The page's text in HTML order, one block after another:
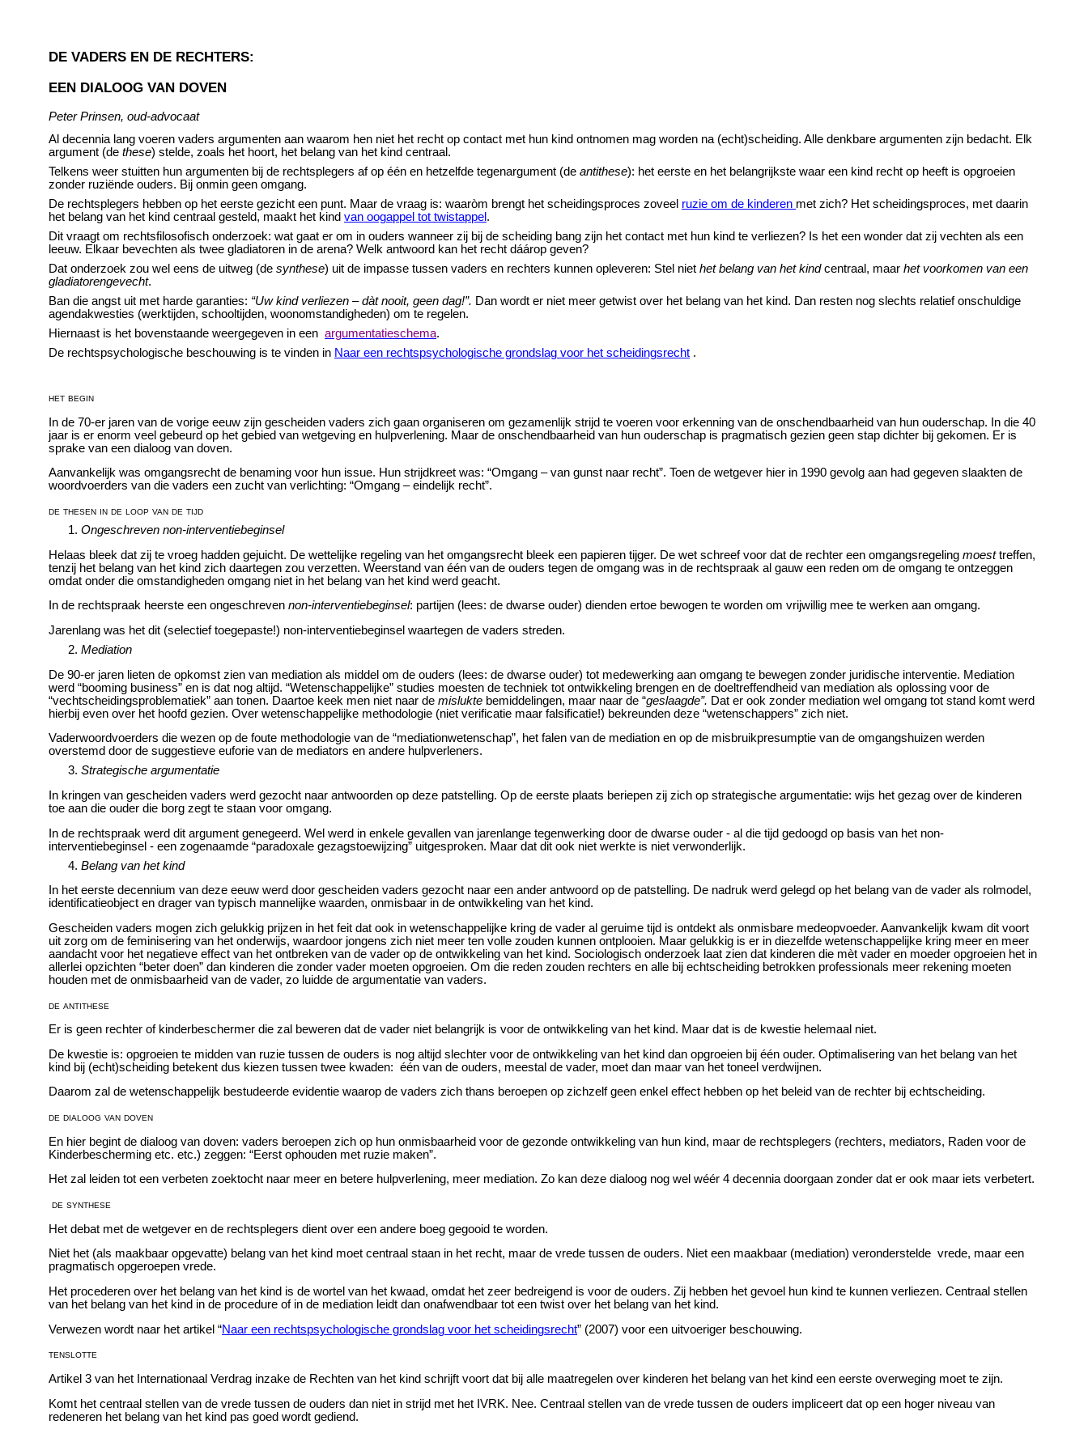
DE VADERS EN DE RECHTERS:
EEN DIALOOG VAN DOVEN
Peter Prinsen, oud-advocaat
Al decennia lang voeren vaders argumenten aan waarom hen niet het recht op contact met hun kind ontnomen mag worden na (echt)scheiding. Alle denkbare argumenten zijn bedacht. Elk
argument (de these) stelde, zoals het hoort, het belang van het kind centraal.
Telkens weer stuitten hun argumenten bij de rechtsplegers af op één en hetzelfde tegenargument (de antithese): het eerste en het belangrijkste waar een kind recht op heeft is opgroeien
zonder ruziënde ouders. Bij onmin geen omgang.
De rechtsplegers hebben op het eerste gezicht een punt. Maar de vraag is: waaròm brengt het scheidingsproces zoveel ruzie om de kinderen met zich? Het scheidingsproces, met daarin
het belang van het kind centraal gesteld, maakt het kind van oogappel tot twistappel .
Dit vraagt om rechtsfilosofisch onderzoek: wat gaat er om in ouders wanneer zij bij de scheiding bang zijn het contact met hun kind te verliezen? Is het een wonder dat zij vechten als een
leeuw. Elkaar bevechten als twee gladiatoren in de arena? Welk antwoord kan het recht dáárop geven?
Dat onderzoek zou wel eens de uitweg (de synthese) uit de impasse tussen vaders en rechters kunnen opleveren: Stel niet het belang van het kindcentraal, maar het voorkomen van een
gladiatorengevecht.
Ban die angst uit met harde garanties: “Uw kind verliezen – dàt nooit, geen dag!”. Dan wordt er niet meer getwist over het belang van het kind. Dan resten nog slechts relatief onschuldige
agendakwesties (werktijden, schooltijden, woonomstandigheden) om te regelen.
Hiernaast is het bovenstaande weergegeven in een argumentatieschema.
De rechtspsychologische beschouwing is te vinden in Naar een rechtspsychologische grondslag voor het scheidingsrecht .
het begin
In de 70-er jaren van de vorige eeuw zijn gescheiden vaders zich gaan organiseren om gezamenlijk strijd te voeren voor erkenning van de onschendbaarheid van hun ouderschap. In die 40
jaar is er enorm veel gebeurd op het gebied van wetgeving en hulpverlening. Maar de onschendbaarheid van hun ouderschap is pragmatisch gezien geen stap dichter bij gekomen. Er is
sprake van een dialoog van doven.
Aanvankelijk was omgangsrecht de benaming voor hun issue. Hun strijdkreet was: “Omgang – van gunst naar recht”. Toen de wetgever hier in 1990 gevolg aan had gegeven slaakten de
woordvoerders van die vaders een zucht van verlichting: “Omgang – eindelijk recht”.
de thesen in de loop van de tijd
Ongeschreven non-interventiebeginsel
Helaas bleek dat zij te vroeg hadden gejuicht. De wettelijke regeling van het omgangsrecht bleek een papieren tijger. De wet schreef voor dat de rechter een omgangsregeling moesttreffen,
tenzij het belang van het kind zich daartegen zou verzetten. Weerstand van één van de ouders tegen de omgang was in de rechtspraak al gauw een reden om de omgang te ontzeggen
omdat onder die omstandigheden omgang niet in het belang van het kind werd geacht.
In de rechtspraak heerste een ongeschreven non-interventiebeginsel: partijen (lees: de dwarse ouder) dienden ertoe bewogen te worden om vrijwillig mee te werken aan omgang.
Jarenlang was het dit (selectief toegepaste!) non-interventiebeginsel waartegen de vaders streden.
Mediation
De 90-er jaren lieten de opkomst zien van mediation als middel om de ouders (lees: de dwarse ouder) tot medewerking aan omgang te bewegen zonder juridische interventie. Mediation
werd “booming business” en is dat nog altijd. “Wetenschappelijke” studies moesten de techniek tot ontwikkeling brengen en de doeltreffendheid van mediation als oplossing voor de
“vechtscheidingsproblematiek” aan tonen. Daartoe keek men niet naar de mislukte bemiddelingen, maar naar de “geslaagde”. Dat er ook zonder mediation wel omgang tot stand komt werd
hierbij even over het hoofd gezien. Over wetenschappelijke methodologie (niet verificatie maar falsificatie!) bekreunden deze “wetenschappers” zich niet.
Vaderwoordvoerders die wezen op de foute methodologie van de “mediationwetenschap”, het falen van de mediation en op de misbruikpresumptie van de omgangshuizen werden
overstemd door de suggestieve euforie van de mediators en andere hulpverleners.
Strategische argumentatie
In kringen van gescheiden vaders werd gezocht naar antwoorden op deze patstelling. Op de eerste plaats beriepen zij zich op strategische argumentatie: wijs het gezag over de kinderen
toe aan die ouder die borg zegt te staan voor omgang.
In de rechtspraak werd dit argument genegeerd. Wel werd in enkele gevallen van jarenlange tegenwerking door de dwarse ouder - al die tijd gedoogd op basis van het non-
interventiebeginsel - een zogenaamde “paradoxale gezagstoewijzing” uitgesproken. Maar dat dit ook niet werkte is niet verwonderlijk.
Belang van het kind
In het eerste decennium van deze eeuw werd door gescheiden vaders gezocht naar een ander antwoord op de patstelling. De nadruk werd gelegd op het belang van de vader als rolmodel,
identificatieobject en drager van typisch mannelijke waarden, onmisbaar in de ontwikkeling van het kind.
Gescheiden vaders mogen zich gelukkig prijzen in het feit dat ook in wetenschappelijke kring de vader al geruime tijd is ontdekt als onmisbare medeopvoeder. Aanvankelijk kwam dit voort
uit zorg om de feminisering van het onderwijs, waardoor jongens zich niet meer ten volle zouden kunnen ontplooien. Maar gelukkig is er in diezelfde wetenschappelijke kring meer en meer
aandacht voor het negatieve effect van het ontbreken van de vader op de ontwikkeling van het kind. Sociologisch onderzoek laat zien dat kinderen die mèt vader en moeder opgroeien het in
allerlei opzichten “beter doen” dan kinderen die zonder vader moeten opgroeien. Om die reden zouden rechters en alle bij echtscheiding betrokken professionals meer rekening moeten
houden met de onmisbaarheid van de vader, zo luidde de argumentatie van vaders.
de antithese
Er is geen rechter of kinderbeschermer die zal beweren dat de vader niet belangrijk is voor de ontwikkeling van het kind. Maar dat is de kwestie helemaal niet.
De kwestie is: opgroeien te midden van ruzie tussen de ouders is nog altijd slechter voor de ontwikkeling van het kind dan opgroeien bij één ouder. Optimalisering van het belang van het
kind bij (echt)scheiding betekent dus kiezen tussen twee kwaden: één van de ouders, meestal de vader, moet dan maar van het toneel verdwijnen.
Daarom zal de wetenschappelijk bestudeerde evidentie waarop de vaders zich thans beroepen op zichzelf geen enkel effect hebben op het beleid van de rechter bij echtscheiding.
de dialoog van doven
En hier begint de dialoog van doven: vaders beroepen zich op hun onmisbaarheid voor de gezonde ontwikkeling van hun kind, maar de rechtsplegers (rechters, mediators, Raden voor de
Kinderbescherming etc. etc.) zeggen: “Eerst ophouden met ruzie maken”.
Het zal leiden tot een verbeten zoektocht naar meer en betere hulpverlening, meer mediation. Zo kan deze dialoog nog wel wéér 4 decennia doorgaan zonder dat er ook maar iets verbetert.
de synthese
Het debat met de wetgever en de rechtsplegers dient over een andere boeg gegooid te worden.
Niet het (als maakbaar opgevatte) belang van het kind moet centraal staan in het recht, maar de vrede tussen de ouders. Niet een maakbaar (mediation) veronderstelde vrede, maar een
pragmatisch opgeroepen vrede.
Het procederen over het belang van het kind is de wortel van het kwaad, omdat het zeer bedreigend is voor de ouders. Zij hebben het gevoel hun kind te kunnen verliezen. Centraal stellen
van het belang van het kind in de procedure of in de mediation leidt dan onafwendbaar tot een twist over het belang van het kind.
Verwezen wordt naar het artikel “Naar een rechtspsychologische grondslag voor het scheidingsrecht” (2007) voor een uitvoeriger beschouwing.
tenslotte
Artikel 3 van het Internationaal Verdrag inzake de Rechten van het kind schrijft voort dat bij alle maatregelen over kinderen het belang van het kind een eerste overweging moet te zijn.
Komt het centraal stellen van de vrede tussen de ouders dan niet in strijd met het IVRK. Nee. Centraal stellen van de vrede tussen de ouders impliceert dat op een hoger niveau van
redeneren het belang van het kind pas goed wordt gediend.